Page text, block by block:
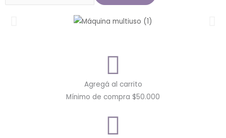
Agregá al carrito
Mínimo de compra $50.000